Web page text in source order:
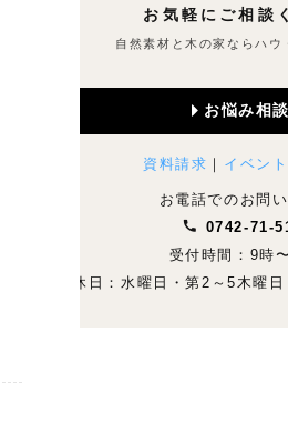
お気軽にご相談
自然素材と木の家ならハウ
お悩み相
資料請求 ｜ イベン
お電話でのお問
0742-71-
受付時間：9時
定休日：水曜日・第2～5木曜